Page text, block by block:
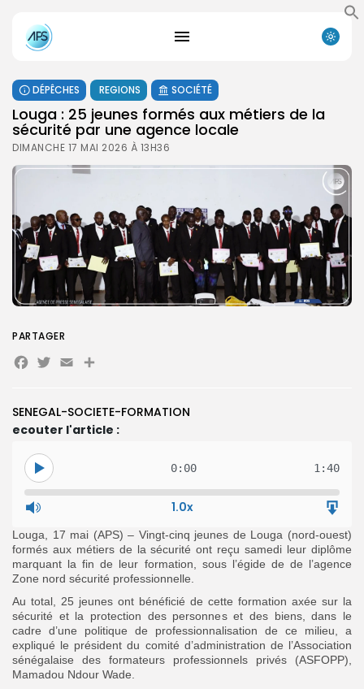
FR
DÉPÊCHES REGIONS SOCIÉTÉ
Louga : 25 jeunes formés aux métiers de la
sécurité par une agence locale
DIMANCHE 17 MAI 2026 À 13H36
SENEGAL-SOCIETE-FORMATION
ecouter l'article :
0:00 1:40
1.0x
Louga, 17 mai (APS) – Vingt-cinq jeunes de Louga (nord-ouest)
formés aux métiers de la sécurité ont reçu samedi leur diplôme
marquant la fin de leur formation, sous l’égide de de l’agence
Zone nord sécurité professionnelle.
Au total, 25 jeunes ont bénéficié de cette formation axée sur la
sécurité et la protection des personnes et des biens, dans le
cadre d’une politique de professionnalisation de ce milieu, a
expliqué le président du comité d’administration de l’Association
sénégalaise des formateurs professionnels privés (ASFOPP),
Mamadou Ndour Wade.
PARTAGER
Facebook
Twitter
EmailPartager